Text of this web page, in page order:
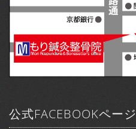
公式FACEBOOKページ